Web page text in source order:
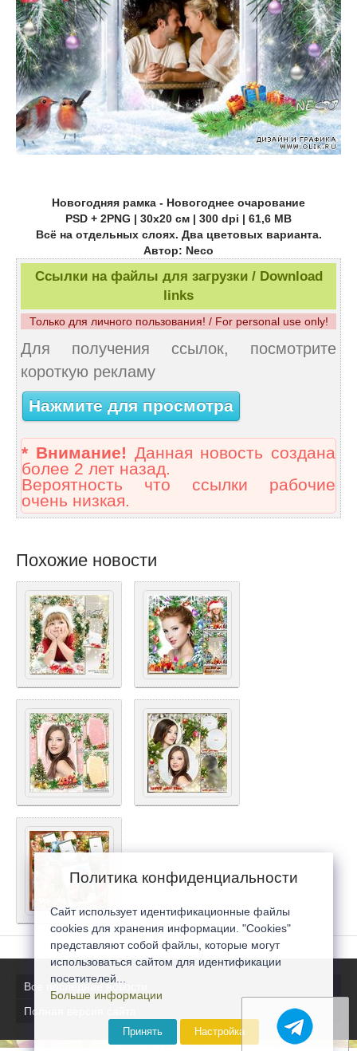
Новогодняя рамка - Новогоднее очарование
PSD + 2PNG | 30х20 см | 300 dpi | 61,6 MB
Всё на отдельных слоях. Два цветовых варианта.
Автор: Neco
Ссылки на файлы для загрузки / Download
links
Только для личного пользования! / For personal use only!
Для получения ссылок, посмотрите
короткую рекламу
Нажмите для просмотра
* Внимание! Данная новость создана
более 2 лет назад.
Вероятность что ссылки рабочие
очень низкая.
Похожие новости
Все последние новости
Полная версия сайта
Политика конфиденциальности
Сайт использует идентификационные файлы
cookies для хранения информации. "Cookies"
представляют собой файлы, которые могут
использоваться сайтом для идентификации
посетителей...
Больше информации
Принять Настройка